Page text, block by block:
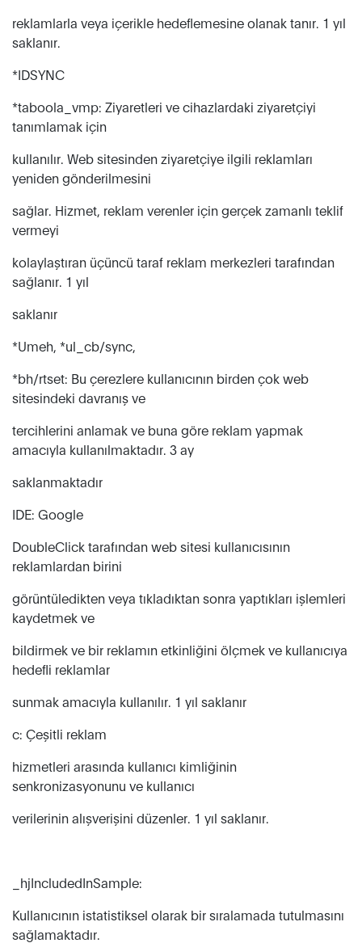
reklamlarla veya içerikle hedeflemesine olanak tanır. 1 yıl
saklanır.
*IDSYNC
*taboola_vmp: Ziyaretleri ve cihazlardaki ziyaretçiyi
tanımlamak için
kullanılır. Web sitesinden ziyaretçiye ilgili reklamları
yeniden gönderilmesini
sağlar. Hizmet, reklam verenler için gerçek zamanlı teklif
vermeyi
kolaylaştıran üçüncü taraf reklam merkezleri tarafından
sağlanır. 1 yıl
saklanır
*Umeh, *ul_cb/sync,
*bh/rtset: Bu çerezlere kullanıcının birden çok web
sitesindeki davranış ve
tercihlerini anlamak ve buna göre reklam yapmak
amacıyla kullanılmaktadır. 3 ay
saklanmaktadır
IDE: Google
DoubleClick tarafından web sitesi kullanıcısının
reklamlardan birini
görüntüledikten veya tıkladıktan sonra yaptıkları işlemleri
kaydetmek ve
bildirmek ve bir reklamın etkinliğini ölçmek ve kullanıcıya
hedefli reklamlar
sunmak amacıyla kullanılır. 1 yıl saklanır
c: Çeşitli reklam
hizmetleri arasında kullanıcı kimliğinin
senkronizasyonunu ve kullanıcı
verilerinin alışverişini düzenler. 1 yıl saklanır.
_hjIncludedInSample:
Kullanıcının istatistiksel olarak bir sıralamada tutulmasını
sağlamaktadır.